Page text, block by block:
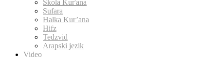
Skola Kur'ana
Sufara
Halka Kur’ana
Hifz
Tedzvid
Arapski jezik
Video